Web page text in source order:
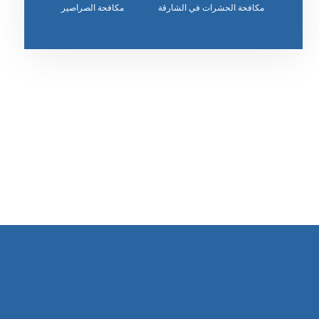
مكافحة الحشرات في الشارقة مكافحة الصراصير